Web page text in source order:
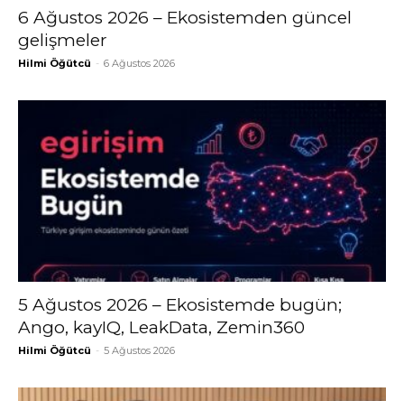
6 Ağustos 2026 – Ekosistemden güncel
gelişmeler
Hilmi Öğütcü - 6 Ağustos 2026
5 Ağustos 2026 – Ekosistemde bugün;
Ango, kayIQ, LeakData, Zemin360
Hilmi Öğütcü - 5 Ağustos 2026